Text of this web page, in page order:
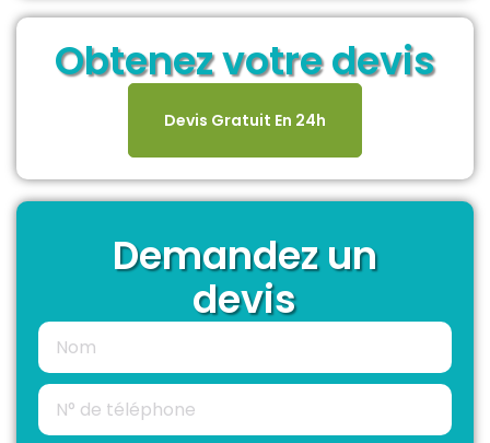
Obtenez votre devis
Devis Gratuit En 24h
Demandez un
devis